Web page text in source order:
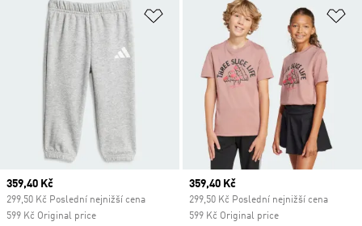
Přidat do seznamu přání
Current price
359,40 Kč
299,50 Kč Poslední nejnižší cena
599 Kč Original price
Current price
359,40 Kč
299,50 Kč Poslední nejnižší cena
599 Kč Original price